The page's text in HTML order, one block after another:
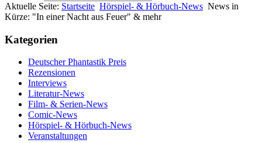
Aktuelle Seite: Startseite Hörspiel- & Hörbuch-News News in
Kürze: "In einer Nacht aus Feuer" & mehr
Kategorien
Deutscher Phantastik Preis
Rezensionen
Interviews
Literatur-News
Film- & Serien-News
Comic-News
Hörspiel- & Hörbuch-News
Veranstaltungen